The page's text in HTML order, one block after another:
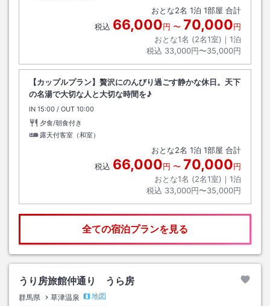
おとな2名 1泊 1部屋 合計
税込 66,000円 〜 70,000円
おとな1名 (2名1室)｜ 1泊
税込 33,000円〜35,000円
【カップルプラン】贅沢にのんびり過ごす静かな休日。天下
の名湯で大切な人と大切な時間を♪
IN チェックイン
15:00 / OUT チェックアウト
10:00
夕食/朝食付き
露天付客室（和室）
おとな2名 1泊 1部屋 合計
税込 66,000円 〜 70,000円
おとな1名 (2名1室)｜ 1泊
税込 33,000円〜35,000円
全ての宿泊プランを見る
うり房旅館仲通り うら房
群馬県 草津温泉
地図